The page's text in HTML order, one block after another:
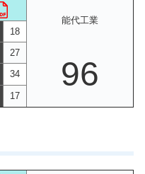
能代工業
18
27
96
34
17